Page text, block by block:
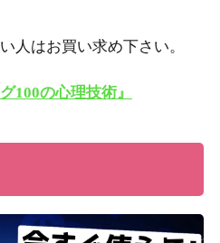
人はお買い求め下さい。
100の心理技術』